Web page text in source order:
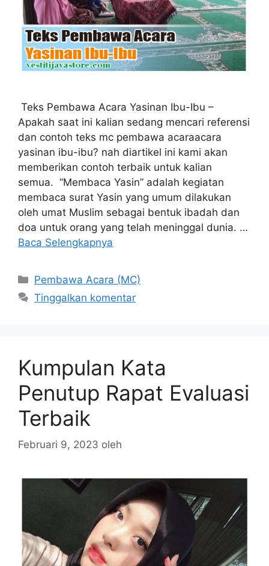
Teks Pembawa Acara Yasinan Ibu-Ibu –
Apakah saat ini kalian sedang mencari referensi
dan contoh teks mc pembawa acaraacara
yasinan ibu-ibu? nah diartikel ini kami akan
memberikan contoh terbaik untuk kalian
semua. “Membaca Yasin” adalah kegiatan
membaca surat Yasin yang umum dilakukan
oleh umat Muslim sebagai bentuk ibadah dan
doa untuk orang yang telah meninggal dunia. …
Baca Selengkapnya
Kategori
Pembawa Acara (MC)
Tinggalkan komentar
Kumpulan Kata
Penutup Rapat Evaluasi
Terbaik
Februari 9, 2023 oleh